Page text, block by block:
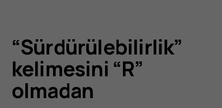
“Sürdürülebilirlik”
kelimesini “R”
olmadan